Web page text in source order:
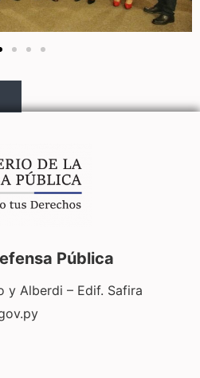
Pública
y Alberdi – Edif. Safira